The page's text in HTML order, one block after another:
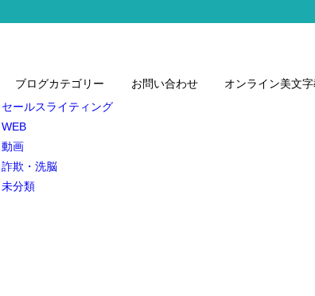
ブログカテゴリー
セールスライティング
WEB
動画
詐欺・洗脳
未分類
お問い合わせ オンライン美文